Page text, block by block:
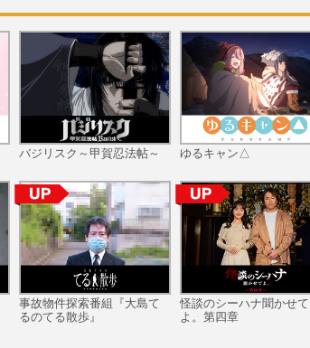
―
そんな彼女とバディを組むのは、なん
とアイドルオタクの若手刑事！
騙し、騙され、騙し返す、ギリギリす
れすれの詐欺合戦の行方は！！
そして、「チート」の存在を揺るがす
大事件が…裏切者は、いったい誰なの
か――！？
“嘘”が散りばめられた“嘘まみれ”の痛快
エンターテインメントドラマ！！
バジリスク～甲賀忍法帖～
事故物件探索番組『大島て
るのてる散歩』
ゆるキャン△
怪談のシーハナ聞かせて
よ。第四章